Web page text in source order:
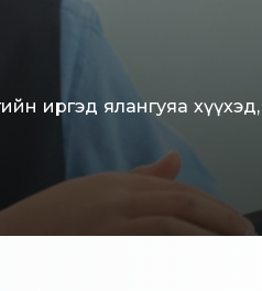
иргэд ялангуяа